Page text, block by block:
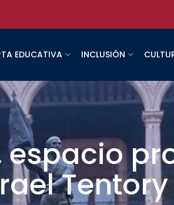
EDUCATIVA INCLUSIÓN
espacio
Tentory